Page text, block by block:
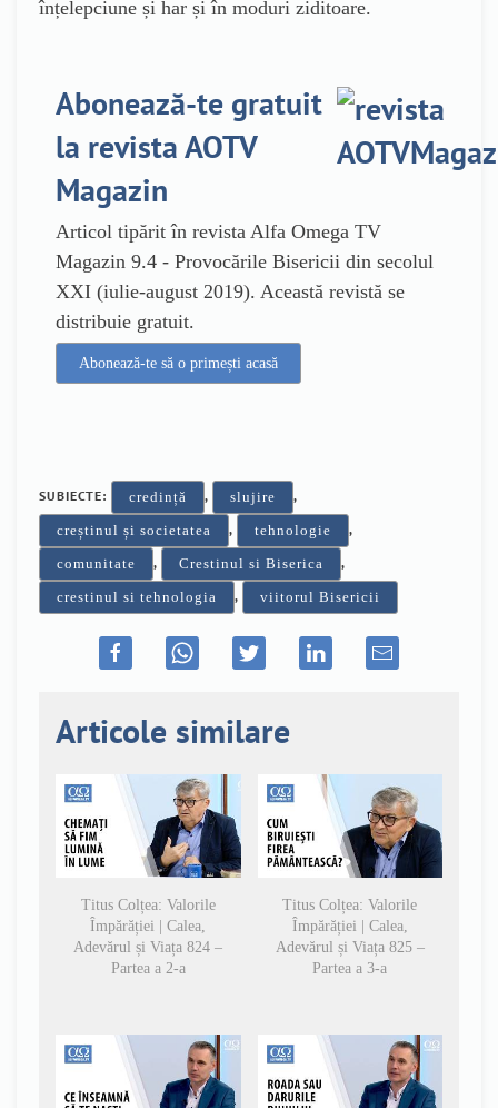
înțelepciune și har și în moduri ziditoare.
Abonează-te gratuit
la revista AOTV
Magazin
Articol tipărit în revista Alfa Omega TV
Magazin 9.4 - Provocările Bisericii din secolul
XXI (iulie-august 2019). Această revistă se
distribuie gratuit.
Abonează-te să o primești acasă
SUBIECTE: credință , slujire ,
creștinul și societatea , tehnologie ,
comunitate , Crestinul si Biserica ,
crestinul si tehnologia , viitorul Bisericii
Articole similare
Titus Colțea: Valorile
Împărăției | Calea,
Adevărul și Viața 824 –
Partea a 2-a
Titus Colțea: Valorile
Împărăției | Calea,
Adevărul și Viața 825 –
Partea a 3-a